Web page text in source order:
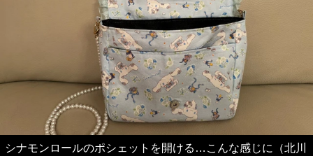
シナモンロールのポシェットを開ける…こんな感じに（北川